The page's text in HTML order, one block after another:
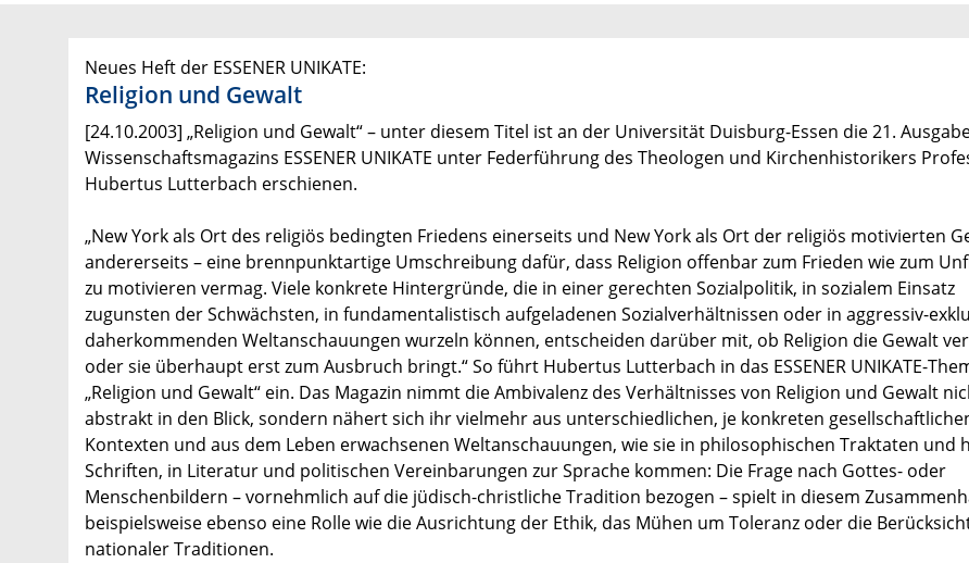
Neues Heft der ESSENER UNIKATE:
Religion und Gewalt
[24.10.2003] „Religion und Gewalt“ – unter diesem Titel ist an der Universität Duisburg-Essen die 21.
Wissenschaftsmagazins ESSENER UNIKATE unter Federführung des Theologen und Kirchenhistorikers
Hubertus Lutterbach erschienen.
„New York als Ort des religiös bedingten Friedens einerseits und New York als Ort der religiös motivierten
andererseits – eine brennpunktartige Umschreibung dafür, dass Religion offenbar zum Frieden wie zum
zu motivieren vermag. Viele konkrete Hintergründe, die in einer gerechten Sozialpolitik, in sozialem Einsatz
zugunsten der Schwächsten, in fundamentalistisch aufgeladenen Sozialverhältnissen oder in aggressiv-
daherkommenden Weltanschauungen wurzeln können, entscheiden darüber mit, ob Religion die Gewalt
oder sie überhaupt erst zum Ausbruch bringt.“ So führt Hubertus Lutterbach in das ESSENER UNIKATE-
„Religion und Gewalt“ ein. Das Magazin nimmt die Ambivalenz des Verhältnisses von Religion und Gewalt
abstrakt in den Blick, sondern nähert sich ihr vielmehr aus unterschiedlichen, je konkreten
Kontexten und aus dem Leben erwachsenen Weltanschauungen, wie sie in philosophischen Traktaten und
Schriften, in Literatur und politischen Vereinbarungen zur Sprache kommen: Die Frage nach Gottes- oder
Menschenbildern – vornehmlich auf die jüdisch-christliche Tradition bezogen – spielt in diesem
beispielsweise ebenso eine Rolle wie die Ausrichtung der Ethik, das Mühen um Toleranz oder die
nationaler Traditionen.